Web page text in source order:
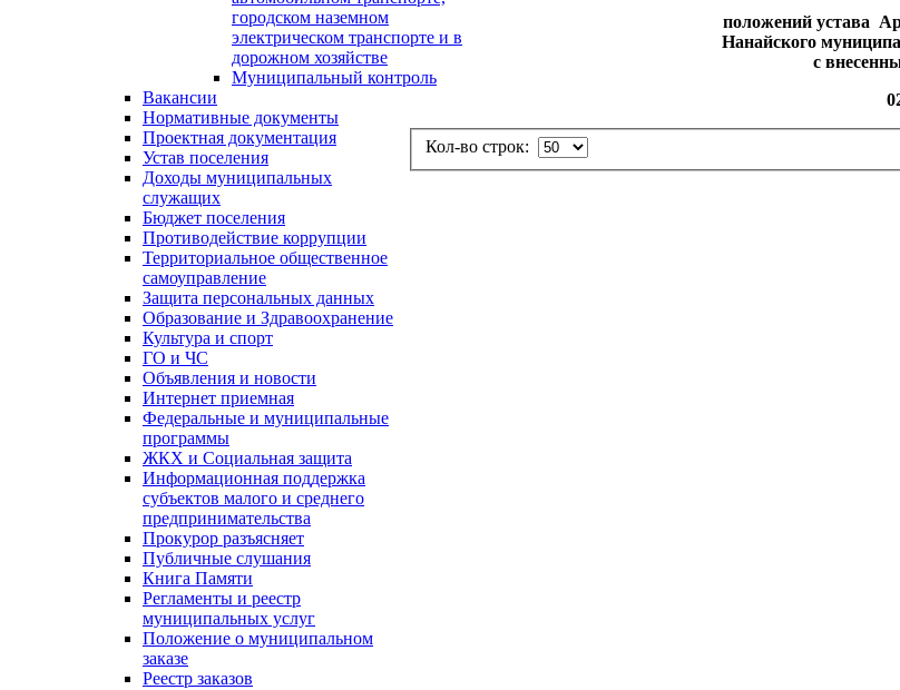
городском наземном
электрическом транспорте и в
дорожном хозяйстве
Муниципальный контроль
Вакансии
Нормативные документы
Проектная документация
Устав поселения
Доходы муниципальных
служащих
Бюджет поселения
Противодействие коррупции
Территориальное общественное
самоуправление
Защита персональных данных
Образование и Здравоохранение
Культура и спорт
ГО и ЧС
Объявления и новости
Интернет приемная
Федеральные и муниципальные
программы
ЖКХ и Социальная защита
Информационная поддержка
субъектов малого и среднего
предпринимательства
Прокурор разъясняет
Публичные слушания
Книга Памяти
Регламенты и реестр
муниципальных услуг
Положение о муниципальном
заказе
Реестр заказов
положений устава
Нанайского
с
Кол-во строк: